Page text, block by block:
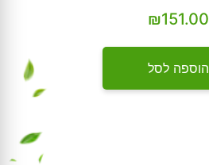
₪151.00
הוספה לסל